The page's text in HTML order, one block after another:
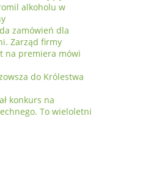
alkoholu w
zamówień dla
Zarząd firmy
na premiera mówi
do Królestwa
konkurs na
To wieloletni